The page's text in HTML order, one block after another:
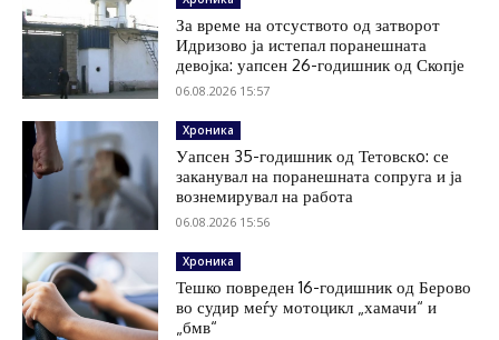
За време на отсуството од затворот
Идризово ја истепал поранешната
девојка: уапсен 26-годишник од Скопје
06.08.2026 15:57
Хроника
Уапсен 35-годишник од Тетовскo: се
заканувал на поранешната сопруга и ја
вознемирувал на работа
06.08.2026 15:56
Хроника
Тешко повреден 16-годишник од Берово
во судир меѓу мотоцикл „хамачи“ и
„бмв“